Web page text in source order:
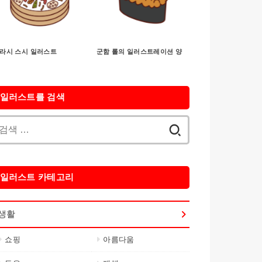
시 스시 일러스트 군함 롤의 일러스트레이션 양
일러스트를 검색
일러스트 카테고리
활
쇼핑 아름다움